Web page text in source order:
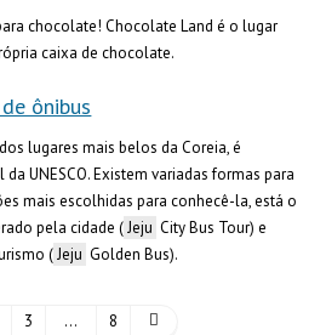
chocolate! Chocolate Land é o lugar
caixa de chocolate.
ônibus
lugares mais belos da Coreia, é
UNESCO. Existem variadas formas para
mais escolhidas para conhecê-la, está o
pela cidade ( Jeju City Bus Tour) e
( Jeju Golden Bus).
3 … 8